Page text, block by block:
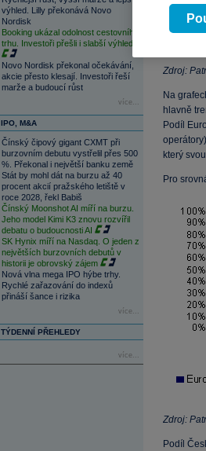
výhled. Lilly překonává Novo
Nordisk
Booking ukázal odolnost cestovního
trhu. Investoři přešli i slabší výhled
Novo Nordisk překonal očekávání,
akcie přesto klesají. Investoři řeší
marže a budoucí růst
více...
IPO, M&A
Čínský čipový gigant CXMT při
burzovním debutu vystřelil přes 500
%. Překonal i největší banku země
Stát by mohl dát na burzu až 40
procent akcií pražského letiště v
roce 2028, řekl Babiš
Čínský Moonshot AI míří na burzu.
Jeho model Kimi K3 znovu rozvířil
debatu o budoucnosti AI
SK Hynix míří na Nasdaq. O jeden z
největších burzovních debutů v
historii je obrovský zájem
Nová vlna mega IPO hýbe trhy.
Rychlé zařazování do indexů
přináší šance i rizika
více...
TÝDENNÍ PŘEHLEDY
více...
Zdroj:
Na
hlavně
Podíl
který
Pro
Zdroj:
Podíl